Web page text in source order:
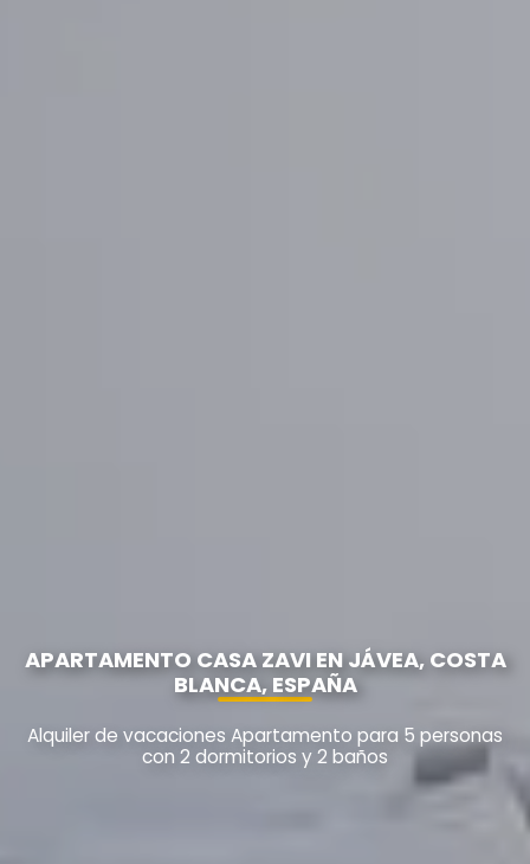
APARTAMENTO CASA ZAVI EN JÁVEA, COSTA
BLANCA, ESPAÑA
Alquiler de vacaciones Apartamento para 5 personas
con 2 dormitorios y 2 baños